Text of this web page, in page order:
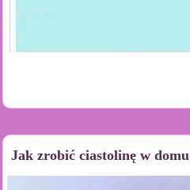
Jak zrobić ciastolinę w domu